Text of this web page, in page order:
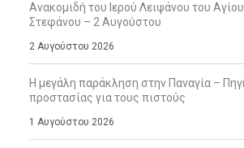
Ανακομιδή του Ιερού Λειψάνου του
Στεφάνου – 2 Αυγούστου
2 Αυγούστου 2026
Η μεγάλη παράκληση στην Παναγία –
προστασίας για τους πιστούς
1 Αυγούστου 2026